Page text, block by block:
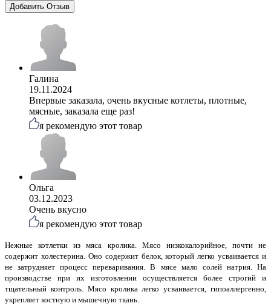
Добавить Отзыв
Галина
19.11.2024
Впервые заказала, очень вкусные котлеты, плотные,
мясные, заказала еще раз!
я рекомендую этот товар
Ольга
03.12.2023
Очень вкусно
я рекомендую этот товар
Нежные котлетки из мяса кролика. Мясо низкокалорийное, почти не
содержит холестерина. Оно содержит белок, который легко усваивается и
не затрудняет процесс переваривания. В мясе мало солей натрия.
На
производстве при их изготовлении осуществляется более строгий и
тщательный контроль. Мясо кролика легко усваивается, гипоаллергенно,
укрепляет костную и мышечную ткань.